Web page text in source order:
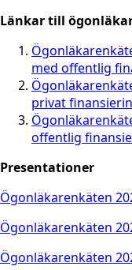
Länkar till
med offentlig
privat
offentlig
Presentationer
Ögonläkarenkäten
Ögonläkarenkäten
Ögonläkarenkäten